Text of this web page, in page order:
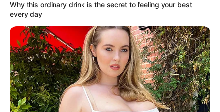
Why this ordinary drink is the secret to feeling your best
every day